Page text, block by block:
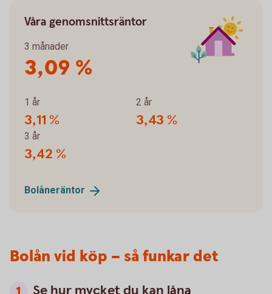
Våra genomsnittsräntor
3 månader
3,09 %
1 år
3,11 %
2 år
3,43 %
3 år
3,42 %
Bolåneräntor
Bolån vid köp – så funkar det